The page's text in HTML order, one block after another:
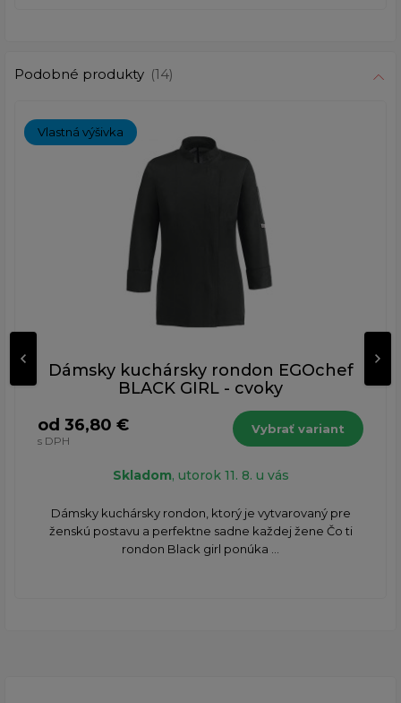
Podobné produkty (14)
Vlastná výšivka
Dámsky kuchársky rondon EGOchef
BLACK GIRL - cvoky
od 36,80 €
s DPH
Vybrať variant
Skladom, utorok 11. 8. u vás
Dámsky kuchársky rondon, ktorý je vytvarovaný pre
ženskú postavu a perfektne sadne každej žene Čo ti
rondon Black girl ponúka ...